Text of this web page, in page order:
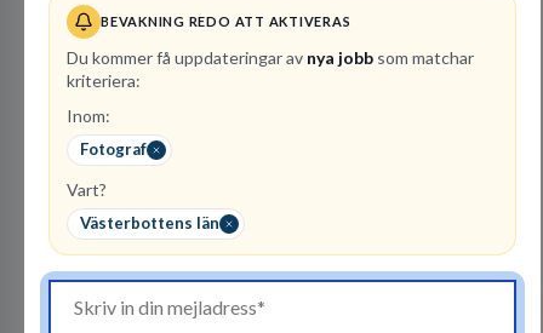
BEVAKNING REDO ATT AKTIVERAS
Du kommer få uppdateringar av nya jobb som matchar
kriteriera:
Inom:
Fotograf
Vart?
Västerbottens län
296
Hos oss på Vattenfall får du möjlighet att ta
stegen som driver dig och utvecklingen framåt.
En av våra främsta utmaningar är att hitta nya,
en hållbar framtid. För att lyckas behöver vi bli